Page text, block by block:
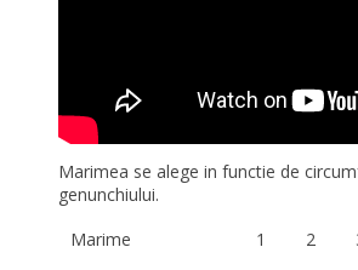
Marimea se alege in functie de
genunchiului.
Marime
1 2